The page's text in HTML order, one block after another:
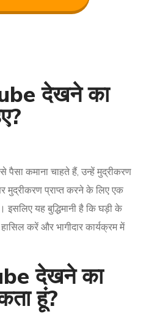
देखने का
से पैसा कमाना चाहते हैं, उन्हें मुद्रीकरण
प्राप्त करने के लिए एक
यह बुद्धिमानी है कि घड़ी के
करें और भागीदार कार्यक्रम में
देखने का
हूं?